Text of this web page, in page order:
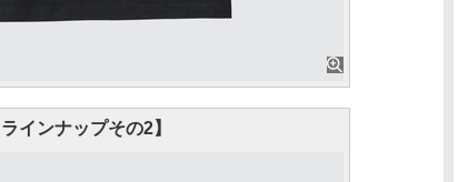
インナップその2】